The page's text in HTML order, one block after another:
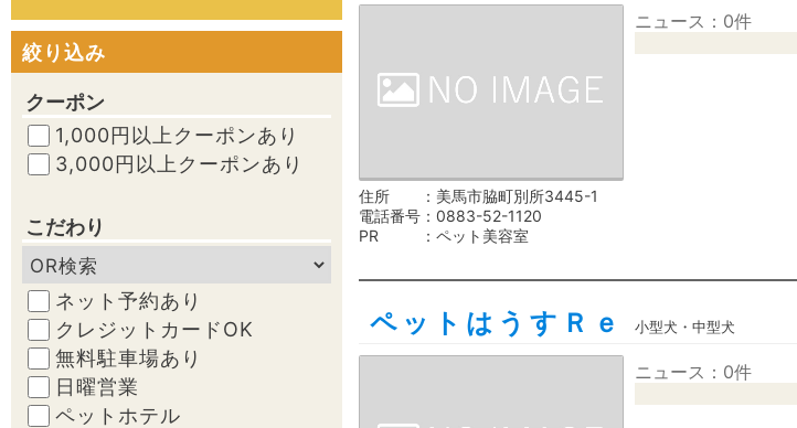
絞り込み
クーポン
1,000円以上クーポンあり
3,000円以上クーポンあり
こだわり
ネット予約あり
クレジットカードOK
無料駐車場あり
日曜営業
ペットホテル
住所
美馬市脇町別所3445-1
電話番号
0883-52-1120
PR
ペット美容室
ニュース：0件
ペットはうすＲｅ 小型犬・中型犬
ニュース：0件